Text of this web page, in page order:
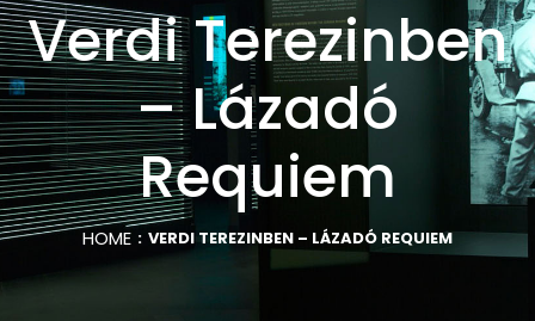
Verdi Terezinben
– Lázadó
Requiem
HOME VERDI TEREZINBEN – LÁZADÓ REQUIEM